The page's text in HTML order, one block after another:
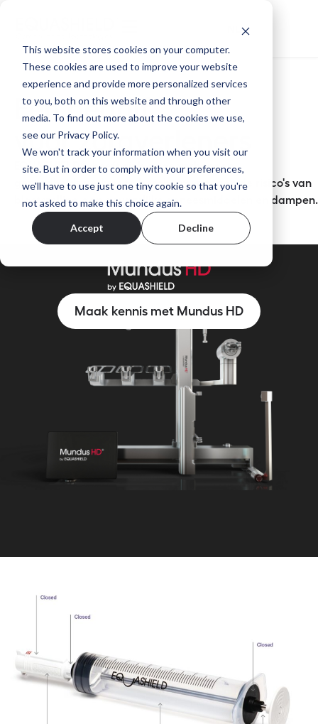
This website stores cookies on your computer.
These cookies are used to improve your website
experience and provide more personalized services
to you, both on this website and through other
media. To find out more about the cookies we use,
see our Privacy Policy.
We won't track your information when you visit our
site. But in order to comply with your preferences,
we'll have to use just one tiny cookie so that you're
not asked to make this choice again.
Accept Decline
Een bedrijf
voor zorgverleners
EQUASHIELD® heeft zich ertoe verbonden
gezondheidswerkers te beschermen tegen de risico's van
blootstelling aan gevaarlijke geneesmiddelen en dampen.
Maak kennis met Mundus HD